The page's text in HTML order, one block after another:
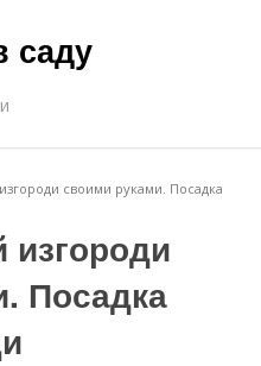
саду
своими руками. Посадка
Посадка